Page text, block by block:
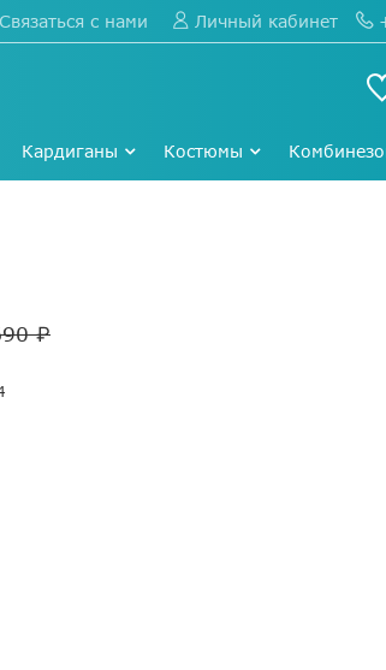
Связаться с нами Личный кабинет
Кардиганы Костюмы
₽